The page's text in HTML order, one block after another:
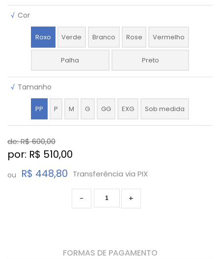
√ Cor
Roxo Verde Branco Rose Vermelho
Palha Preto
√ Tamanho
PP P M G GG EXG Sob medida
de: R$600,00
por: R$ 510,00
ou R$ 448,80 Transferência via PIX
+
-
FORMAS DE PAGAMENTO